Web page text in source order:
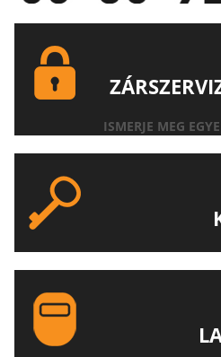
ISMERJE MEG